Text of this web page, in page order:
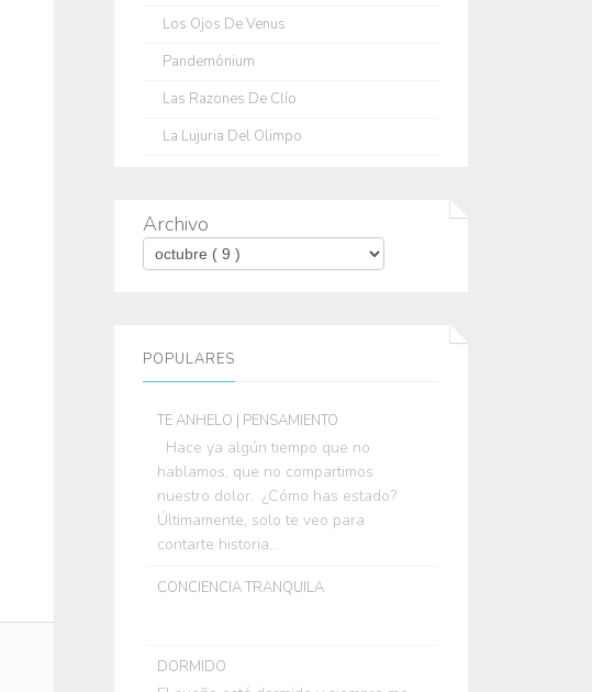
Los Ojos De Venus
Pandemónium
Las Razones De Clío
La Lujuria Del Olimpo
Archivo
POPULARES
TE ANHELO | PENSAMIENTO
Hace ya algún tiempo que no
hablamos, que no compartimos
nuestro dolor. ¿Cómo has estado?
Últimamente, solo te veo para
contarte historia...
CONCIENCIA TRANQUILA
DORMIDO